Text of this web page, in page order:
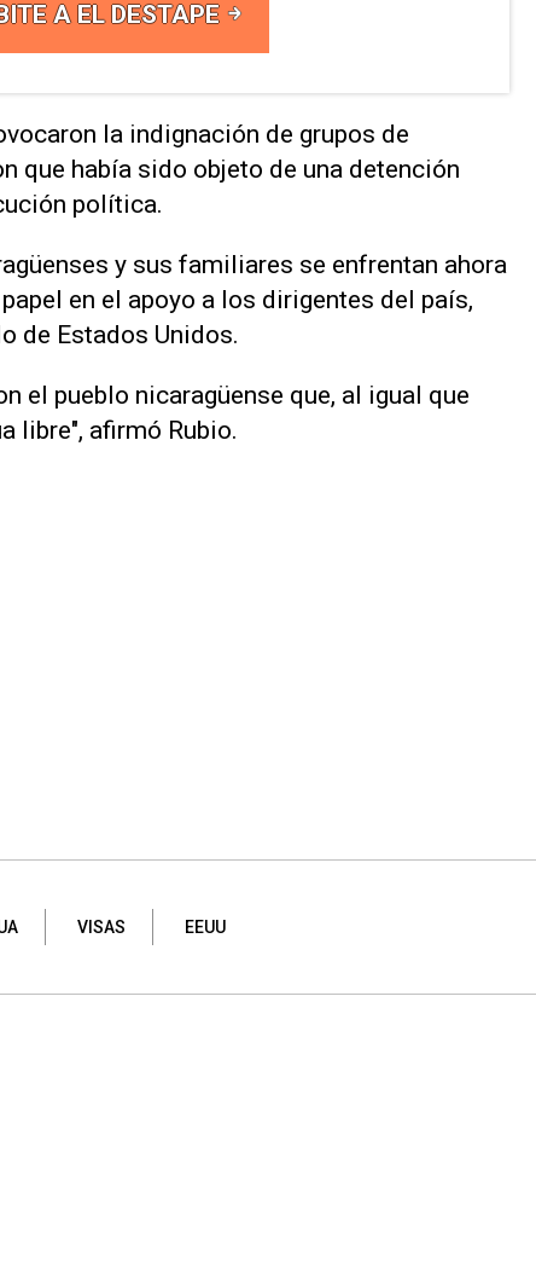
A EL DESTAPE
la indignación de grupos de
que había sido objeto de una detención
política.
y sus familiares se enfrentan ahora
en el apoyo a los dirigentes del ‌país,
de Estados Unidos.
el ⁠pueblo nicaragüense que, al igual que
libre", afirmó Rubio.
VISAS EEUU